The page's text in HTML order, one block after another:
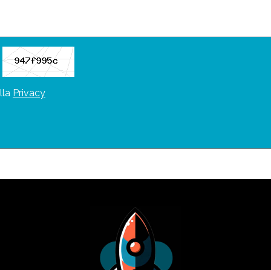
Privacy